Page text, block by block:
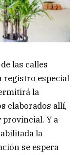
las calles
registro especial
la
elaborados allí,
Y a
la
se espera